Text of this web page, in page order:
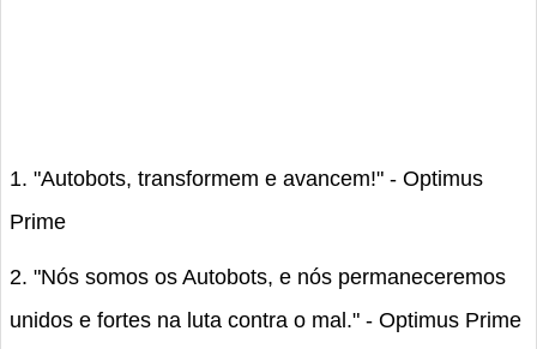
1. "Autobots, transformem e avancem!" - Optimus
Prime
2. "Nós somos os Autobots, e nós permaneceremos
unidos e fortes na luta contra o mal." - Optimus Prime